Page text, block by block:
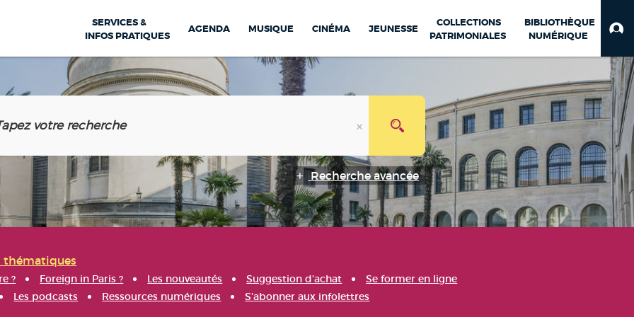
SERVICES &
INFOS PRATIQUES
AGENDA MUSIQUE CINÉMA JEUNESSE
COLLECTIONS
PATRIMONIALES
BIBLIOTHÈQUE
NUMÉRIQUE
Recherche avancée
thématiques
? Foreign in Paris ? Les nouveautés Suggestion d'achat
Se former en ligne
Les podcasts Ressources numériques S'abonner aux infolettres